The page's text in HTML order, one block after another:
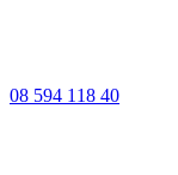
08 594 118 40